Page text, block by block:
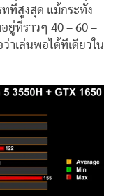
ทที่สูงสุด แม้กระทั่ง
ยู่ที่ราวๆ 40 – 60 –
าเล่นพอได้ทีเดียวใน